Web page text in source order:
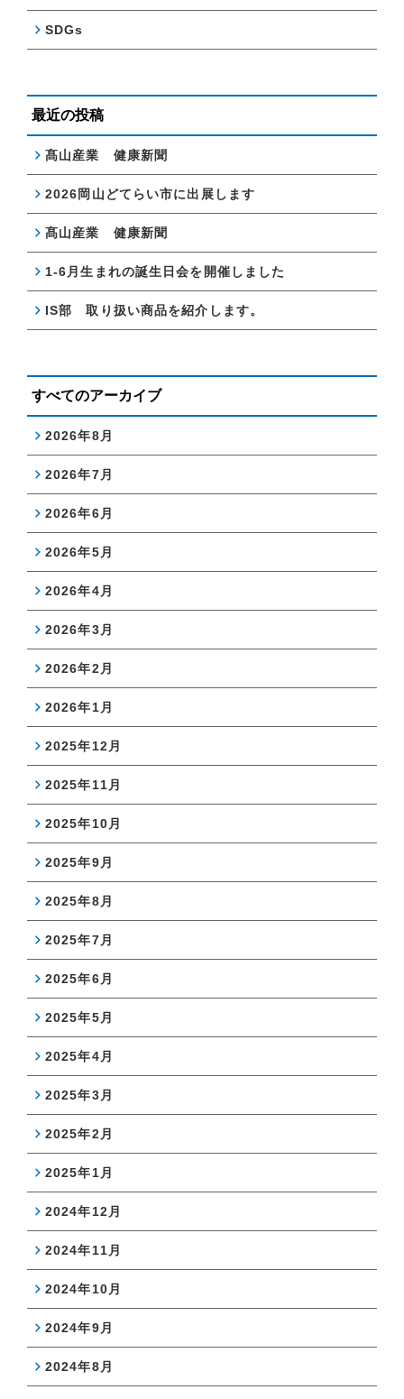
SDGs
最近の投稿
髙山産業 健康新聞
2026岡山どてらい市に出展します
髙山産業 健康新聞
1-6月生まれの誕生日会を開催しました
IS部 取り扱い商品を紹介します。
すべてのアーカイブ
2026年8月
2026年7月
2026年6月
2026年5月
2026年4月
2026年3月
2026年2月
2026年1月
2025年12月
2025年11月
2025年10月
2025年9月
2025年8月
2025年7月
2025年6月
2025年5月
2025年4月
2025年3月
2025年2月
2025年1月
2024年12月
2024年11月
2024年10月
2024年9月
2024年8月